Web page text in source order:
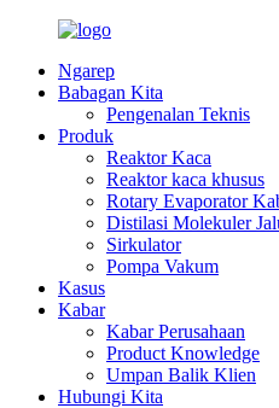
Ngarep
Babagan Kita
Pengenalan Teknis
Produk
Reaktor Kaca
Reaktor kaca khusus
Rotary Evaporator
Distilasi Molekuler
Sirkulator
Pompa Vakum
Kasus
Kabar
Kabar Perusahaan
Product Knowledge
Umpan Balik Klien
Hubungi Kita